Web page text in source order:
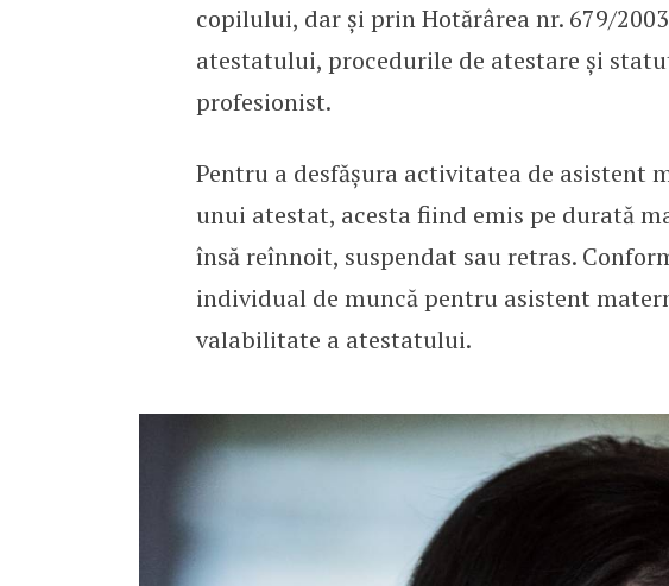
copilului, dar și prin Hotărârea nr. 679/
atestatului, procedurile de atestare și
profesionist.
Pentru a desfășura activitatea de asistent
unui atestat, acesta fiind emis pe durată
însă reînnoit, suspendat sau retras.
individual de muncă pentru asistent
valabilitate a atestatului.